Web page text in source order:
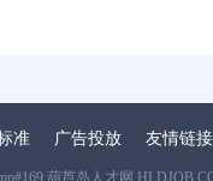
准 广告投放 友情链接
葫芦岛人才网